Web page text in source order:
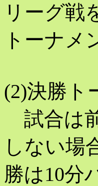
リーグ戦
トーナメ
(2)決勝ト
試合は
しない場
勝は10分